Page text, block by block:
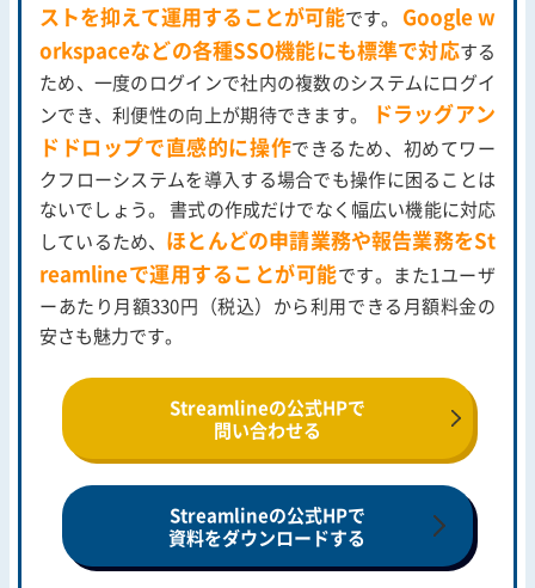
ストを抑えて運用することが可能です。 Google w
orkspaceなどの各種SSO機能にも標準で対応する
ため、一度のログインで社内の複数のシステムにログイ
ンでき、利便性の向上が期待できます。
ドラッグアン
ドドロップで直感的に操作できるため、初めてワー
クフローシステムを導入する場合でも操作に困ることは
ないでしょう。 書式の作成だけでなく幅広い機能に対応
しているため、 ほとんどの申請業務や報告業務をSt
reamlineで運用することが可能です。また1ユーザ
ーあたり月額330円（税込）から利用できる月額料金の
安さも魅力です。
Streamlineの公式HPで
問い合わせる
Streamlineの公式HPで
資料をダウンロードする